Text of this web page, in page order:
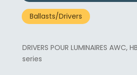
Ballasts/Drivers
DRIVERS POUR LUMINAIRES AWC,
series